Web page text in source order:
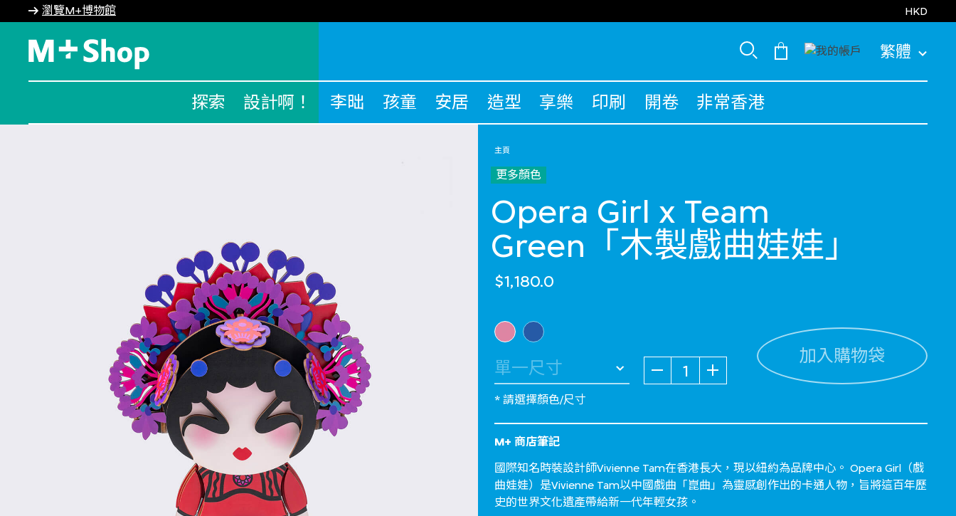
瀏覽M+博物館 HKD
繁體
探索 設計啊！ 李昢 孩童 安居 造型 享樂 印刷 開卷 非常香港
主頁
更多顏色
Opera Girl x Team
Green「木製戲曲娃娃」
$1,180.0
選擇 顏色
加入購物袋
* 請選擇顏色/尺寸
M+ 商店筆記
國際知名時裝設計師Vivienne Tam在香港長大，現以紐約為品牌中心。 Opera Girl（戲
曲娃娃）是Vivienne Tam以中國戲曲「崑曲」為靈感創作出的卡通人物，旨將這百年歷
史的世界文化遺產帶給新一代年輕女孩。